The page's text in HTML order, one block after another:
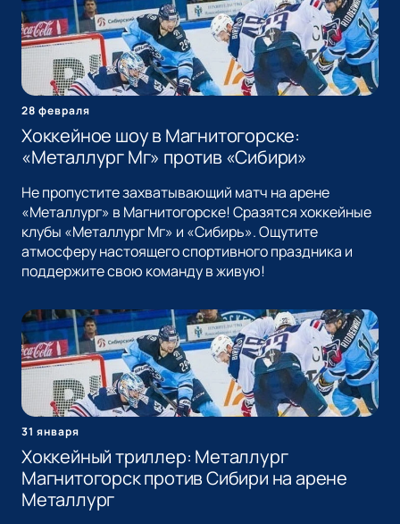
28 февраля
Хоккейное шоу в Магнитогорске:
«Металлург Мг» против «Сибири»
Не пропустите захватывающий матч на арене
«Металлург» в Магнитогорске! Сразятся хоккейные
клубы «Металлург Мг» и «Сибирь». Ощутите
атмосферу настоящего спортивного праздника и
поддержите свою команду в живую!
31 января
Хоккейный триллер: Металлург
Магнитогорск против Сибири на арене
Металлург